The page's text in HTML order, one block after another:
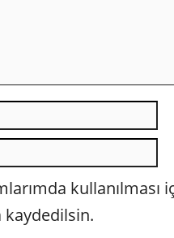
kullanılması
kaydedilsin.